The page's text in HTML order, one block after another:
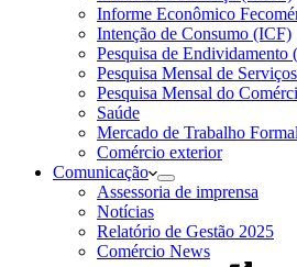
Informe Econômico
Intenção de Consumo (ICF)
Pesquisa de Endividamento
Pesquisa Mensal de
Pesquisa Mensal do
Saúde
Mercado de Trabalho
Comércio exterior
Comunicação
Assessoria de imprensa
Notícias
Relatório de Gestão 2025
Comércio News